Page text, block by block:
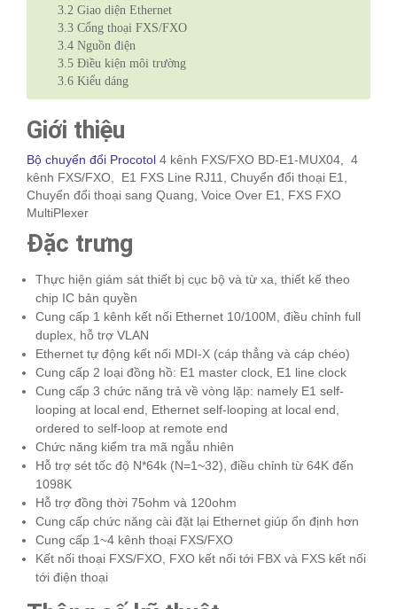
3.2 Giao diện Ethernet
3.3 Cổng thoại FXS/FXO
3.4 Nguồn điện
3.5 Điều kiện môi trường
3.6 Kiểu dáng
Giới thiệu
Bộ chuyển đổi Procotol 4 kênh FXS/FXO BD-E1-MUX04, 4
kênh FXS/FXO, E1 FXS Line RJ11, Chuyển đổi thoại E1,
Chuyển đổi thoại sang Quang, Voice Over E1, FXS FXO
MultiPlexer
Đặc trưng
Thực hiện giám sát thiết bị cục bộ và từ xa, thiết kế theo
chip IC bản quyền
Cung cấp 1 kênh kết nối Ethernet 10/100M, điều chỉnh full
duplex, hỗ trợ VLAN
Ethernet tự động kết nối MDI-X (cáp thẳng và cáp chéo)
Cung cấp 2 loại đồng hồ: E1 master clock, E1 line clock
Cung cấp 3 chức năng trả về vòng lặp: namely E1 self-
looping at local end, Ethernet self-looping at local end,
ordered to self-loop at remote end
Chức năng kiểm tra mã ngẫu nhiên
Hỗ trợ sét tốc độ N*64k (N=1~32), điều chỉnh từ 64K đến
1098K
Hỗ trợ đồng thời 75ohm và 120ohm
Cung cấp chức năng cài đặt lại Ethernet giúp ổn định hơn
Cung cấp 1~4 kênh thoại FXS/FXO
Kết nối thoại FXS/FXO, FXO kết nối tới FBX và FXS kết nối
tới điện thoại